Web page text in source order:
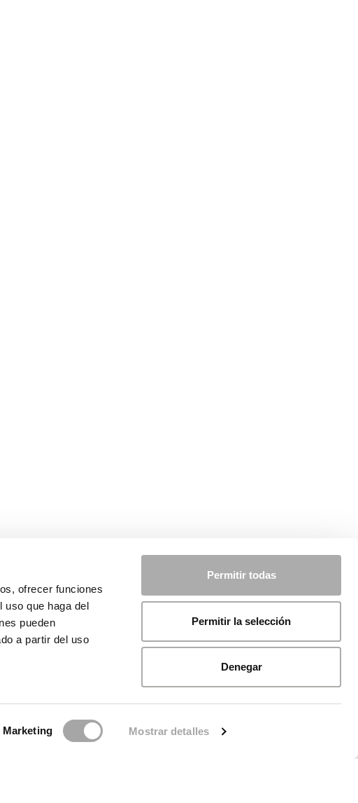
ofrecer funciones
uso que haga del
pueden
a partir del uso
Marketing Mostrar detalles
Permitir todas
Permitir la selección
Denegar